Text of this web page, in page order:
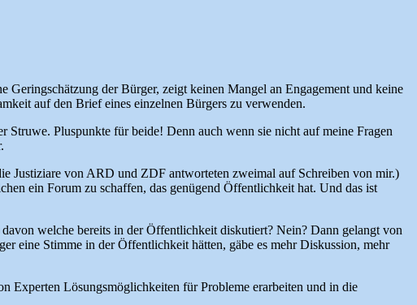
Geringschätzung der Bürger, zeigt keinen Mangel an Engagement und keine
auf den Brief eines einzelnen Bürgers zu verwenden.
Pluspunkte für beide! Denn auch wenn sie nicht auf meine Fragen
Justiziare von ARD und ZDF antworteten zweimal auf Schreiben von mir.)
ein Forum zu schaffen, das genügend Öffentlichkeit hat. Und das ist
welche bereits in der Öffentlichkeit diskutiert? Nein? Dann gelangt von
eine Stimme in der Öffentlichkeit hätten, gäbe es mehr Diskussion, mehr
Experten Lösungsmöglichkeiten für Probleme erarbeiten und in die